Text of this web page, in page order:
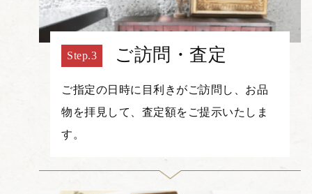
ご訪問・査定
ご指定の日時に目利きがご訪問し、お品
物を拝見して、査定額をご提示いたしま
す。